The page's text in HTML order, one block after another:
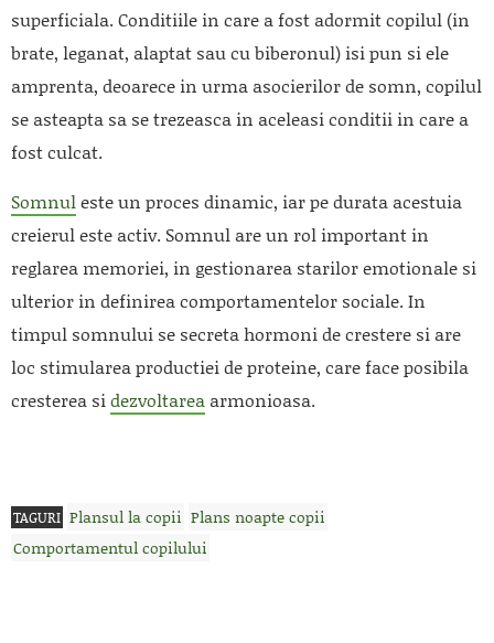
superficiala. Conditiile in care a fost adormit copilul (in
brate, leganat, alaptat sau cu biberonul) isi pun si ele
amprenta, deoarece in urma asocierilor de somn, copilul
se asteapta sa se trezeasca in aceleasi conditii in care a
fost culcat.
Somnuleste un proces dinamic, iar pe durata acestuia
creierul este activ. Somnul are un rol important in
reglarea memoriei, in gestionarea starilor emotionale si
ulterior in definirea comportamentelor sociale. In
timpul somnului se secreta hormoni de crestere si are
loc stimularea productiei de proteine, care face posibila
cresterea sidezvoltarea armonioasa.
TAGURI Plansul la copii Plans noapte copii
Comportamentul copilului